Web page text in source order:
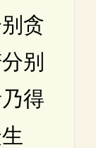
贪
别
得